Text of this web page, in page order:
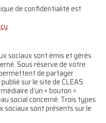
de confidentialité est
sociaux sont émis et gérés
Sous réserve de votre
de partager
sur le site de CLEAS
d’un « bouton »
social concerné. Trois types
sociaux sont présents sur le